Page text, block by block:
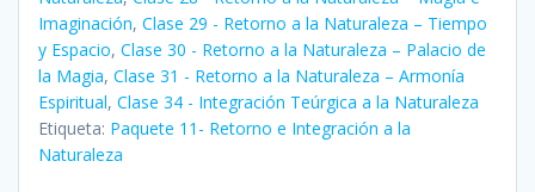
la
Naturaleza
–
Magia
e
Imaginación, Clase 29 - Retorno a la Naturaleza – Tiempo
y Espacio, Clase 30 - Retorno a la Naturaleza – Palacio de
la Magia, Clase 31 - Retorno a la Naturaleza – Armonía
Espiritual, Clase 34 - Integración Teúrgica a la Naturaleza
Etiqueta: Paquete 11- Retorno e Integración a la
Naturaleza